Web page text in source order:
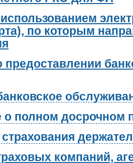
по которым
предоставлении
о полном досрочном
компаний,